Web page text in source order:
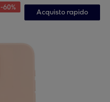
-60%
Acquisto rapido